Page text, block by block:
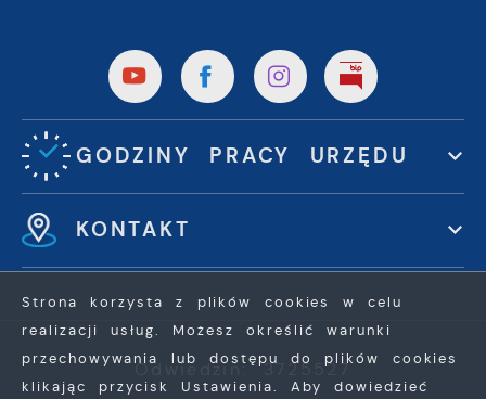
GODZINY PRACY URZĘDU
KONTAKT
Odwiedzin: 3725527
Strona korzysta z plików cookies w celu
realizacji usług. Możesz określić warunki
przechowywania lub dostępu do plików cookies
klikając przycisk Ustawienia. Aby dowiedzieć